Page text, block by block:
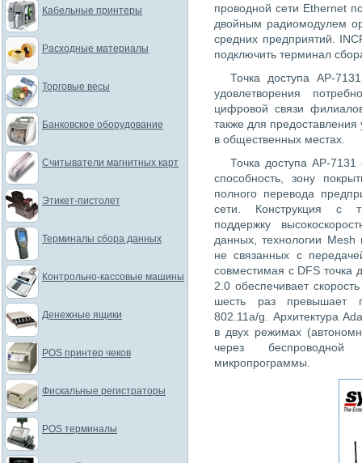
проводной сети Ethernet
двойным радиомодулем
средних предприятий.
подключить терминал
Точка доступа AP-
удовлетворения
цифровой связи
также для предоставления
в общественных местах.
Точка доступа AP-
способность, зону
полного перевода
сети. Конструкция с
поддержку
данных, технологии
не связанных с
совместимая с DFS точка
2.0 обеспечивает
шесть раз превышает
802.11a/g. Архитектура
в двух режимах
через
микропрограммы.
Кабельные принтеры
Расходные материалы
Торговые весы
Банковское оборудование
Считыватели магнитных карт
Этикет-пистолет
Терминалы сбора данных
Контрольно-кассовые машины
Денежные ящики
POS принтер чеков
Фискальные регистраторы
POS терминалы